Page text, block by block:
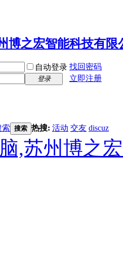
自动登录 找回密码
登录
立即注册
索 搜索 热搜: 活动 交友 discuz
,苏州博之